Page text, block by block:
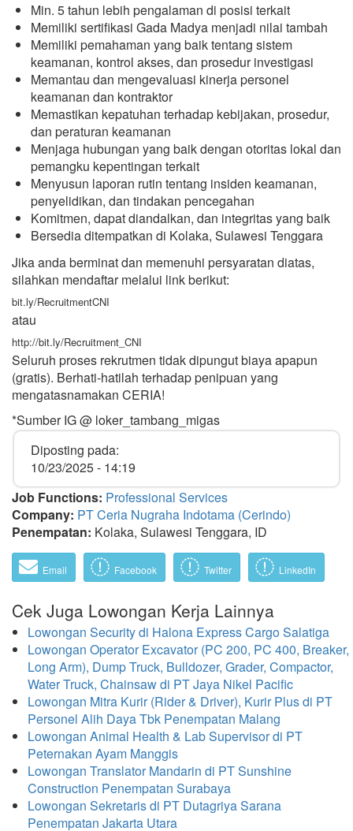
Min. 5 tahun lebih pengalaman di posisi terkait
Memiliki sertifikasi Gada Madya menjadi nilai tambah
Memiliki pemahaman yang baik tentang sistem
keamanan, kontrol akses, dan prosedur investigasi
Memantau dan mengevaluasi kinerja personel
keamanan dan kontraktor
Memastikan kepatuhan terhadap kebijakan, prosedur,
dan peraturan keamanan
Menjaga hubungan yang baik dengan otoritas lokal dan
pemangku kepentingan terkait
Menyusun laporan rutin tentang insiden keamanan,
penyelidikan, dan tindakan pencegahan
Komitmen, dapat diandalkan, dan integritas yang baik
Bersedia ditempatkan di Kolaka, Sulawesi Tenggara
Jika anda berminat dan memenuhi persyaratan diatas,
silahkan mendaftar melalui link berikut:
bit.ly/RecruitmentCNI
atau
http://bit.ly/Recruitment_CNI
Seluruh proses rekrutmen tidak dipungut biaya apapun
(gratis). Berhati-hatilah terhadap penipuan yang
mengatasnamakan CERIA!
*Sumber IG @ loker_tambang_migas
Diposting pada:
10/23/2025 - 14:19
Job Functions: Professional Services
Company: PT Ceria Nugraha Indotama (Cerindo)
Penempatan: Kolaka, Sulawesi Tenggara, ID
Email Facebook Twitter LinkedIn
Cek Juga Lowongan Kerja Lainnya
Lowongan Security di Halona Express Cargo Salatiga
Lowongan Operator Excavator (PC 200, PC 400, Breaker,
Long Arm), Dump Truck, Bulldozer, Grader, Compactor,
Water Truck, Chainsaw di PT Jaya Nikel Pacific
Lowongan Mitra Kurir (Rider & Driver), Kurir Plus di PT
Personel Alih Daya Tbk Penempatan Malang
Lowongan Animal Health & Lab Supervisor di PT
Peternakan Ayam Manggis
Lowongan Translator Mandarin di PT Sunshine
Construction Penempatan Surabaya
Lowongan Sekretaris di PT Dutagriya Sarana
Penempatan Jakarta Utara